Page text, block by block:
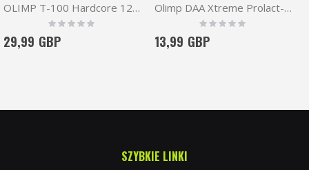
OLIMP T-100 Hardcore 120 caps
Rating:
0%
29,99 GBP
Olimp DAA Xtreme Prolact-Block 60 tabs.
Rating:
0%
13,99 GBP
SZYBKIE LINKI